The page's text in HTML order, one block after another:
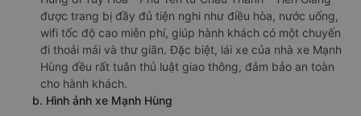
được trang bị đầy đủ tiện nghi như điều hòa, nước uống,
wifi tốc độ cao miễn phí, giúp hành khách có một chuyến
đi thoải mái và thư giãn. Đặc biệt, lái xe của nhà xe Mạnh
Hùng đều rất tuân thủ luật giao thông, đảm bảo an toàn
cho hành khách.
b. Hình ảnh xe Mạnh Hùng